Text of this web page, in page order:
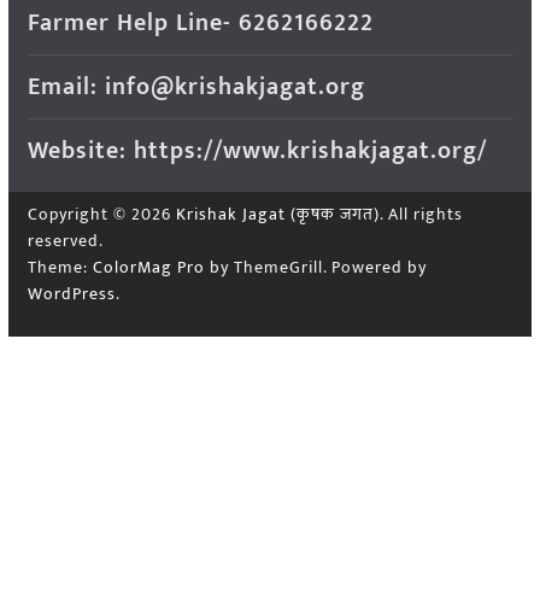
Farmer Help Line- 6262166222
Email: info@krishakjagat.org
Website: https://www.krishakjagat.org/
Copyright © 2026 Krishak Jagat (कृषक जगत). All rights
reserved.
Theme: ColorMag Pro by ThemeGrill. Powered by
WordPress.